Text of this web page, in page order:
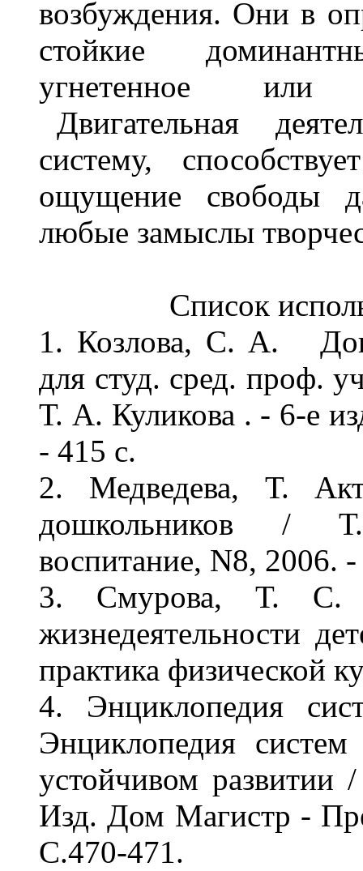
возбуждения. Они в
стойкие
угнетенное или
Двигательная
систему,
ощущение свободы
любые замыслы
Список
1. Козлова, С. А.
для студ. сред. проф.
Т. А. Куликова . - 6-е
- 415 с.
2. Медведева, Т.
дошкольников /
воспитание, N8, 2006.
3. Смурова, Т. С.
жизнедеятельности
практика физической
4. Энциклопедия
Энциклопедия
устойчивом
Изд. Дом Магистр -
С.470-471.